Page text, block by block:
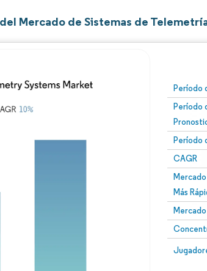
Mercado de Sistemas de
Período
Período
Período
CAGR
Más